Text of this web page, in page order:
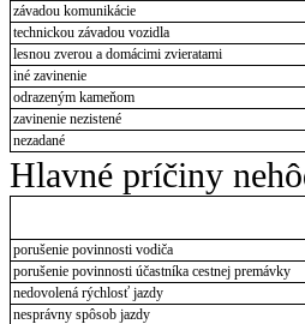
závadou komunikácie
technickou závadou vozidla
lesnou zverou a domácimi zvieratami
iné zavinenie
odrazeným kameňom
zavinenie nezistené
nezadané
Hlavné príčiny
porušenie povinnosti vodiča
porušenie povinnosti účastníka cestnej premávky
nedovolená rýchlosť jazdy
nesprávny spôsob jazdy